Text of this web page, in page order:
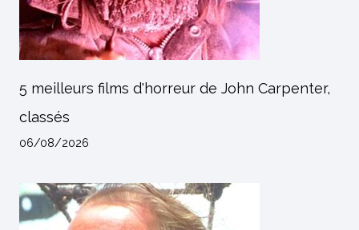
5 meilleurs films d'horreur de John Carpenter,
classés
06/08/2026